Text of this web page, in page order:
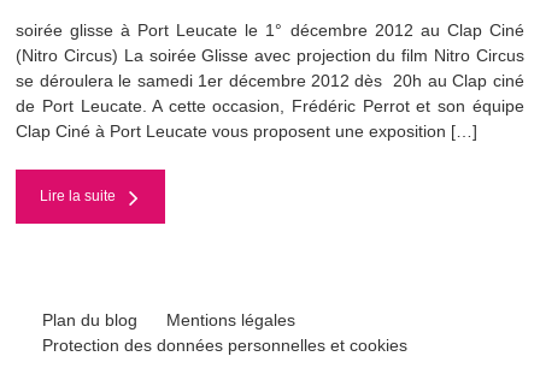
soirée glisse à Port Leucate le 1° décembre 2012 au Clap Ciné
(Nitro Circus) La soirée Glisse avec projection du film Nitro Circus
se déroulera le samedi 1er décembre 2012 dès 20h au Clap ciné
de Port Leucate. A cette occasion, Frédéric Perrot et son équipe
Clap Ciné à Port Leucate vous proposent une exposition […]
Lire la suite
Plan du blog
Mentions légales
Protection des données personnelles et cookies